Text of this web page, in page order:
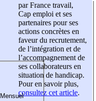
par France travail,
Cap emploi et ses
partenaires pour ses
actions concrètes en
faveur du recrutement,
de l’intégration et de
l’accompagnement de
ses collaborateurs en
situation de handicap.
Pour en savoir plus,
consultez cet article.